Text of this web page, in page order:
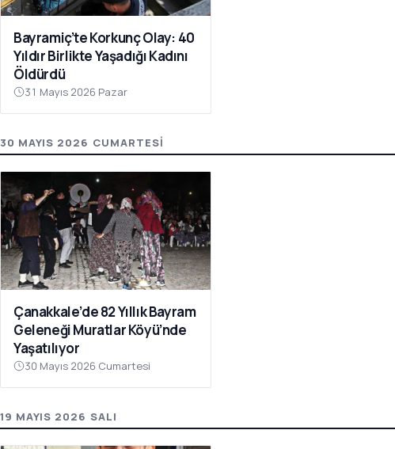
Bayramiç’te Korkunç Olay: 40
Yıldır Birlikte Yaşadığı Kadını
Öldürdü
31 Mayıs 2026 Pazar
30 MAYIS 2026 CUMARTESI
Çanakkale’de 82 Yıllık Bayram
Geleneği Muratlar Köyü’nde
Yaşatılıyor
30 Mayıs 2026 Cumartesi
19 MAYIS 2026 SALI